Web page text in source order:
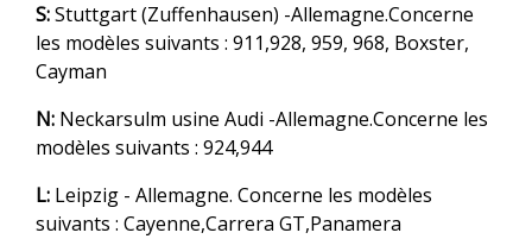
S:Stuttgart (Zuffenhausen) -Allemagne.Concerne
les modèles suivants : 911,928, 959, 968, Boxster,
Cayman
N: Neckarsulm usine Audi -Allemagne.Concerne les
modèles suivants : 924,944
L: Leipzig - Allemagne. Concerne les modèles
suivants : Cayenne,Carrera GT,Panamera